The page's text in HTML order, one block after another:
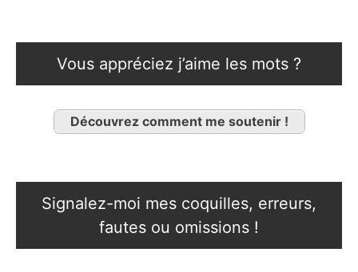
Vous appréciez j’aime les mots ?
Découvrez comment me soutenir !
Signalez-moi mes coquilles, erreurs,
fautes ou omissions !